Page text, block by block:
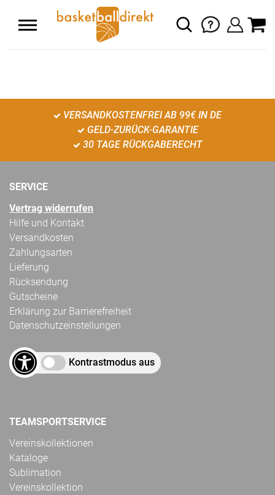
VERSANDKOSTENFREI AB 99€ IN DE
GELD-ZURÜCK-GARANTIE
30 TAGE RÜCKGABERECHT
SERVICE
Vertrag widerrufen
Hilfe und Kontakt
Versandkosten
Zahlungsarten
Lieferung
Rücksendung
Gutscheine
Erklärung zur Barrierefreiheit
Datenschutzeinstellungen
Kontrastmodus aus
TEAMSPORTSERVICE
Vereinskollektionen
Kataloge
Sublimation
Vereinskollektion